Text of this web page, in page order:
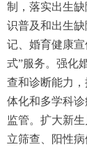
制，落实出生
识普及和出生
记、婚育健康
式”服务。强化
查和诊断能力
体化和多学科
监管。扩大新
立筛查、阳性